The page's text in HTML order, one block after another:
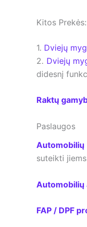
Kitos Prekės:
1. Dviejų
2. Dviejų
didesnį
Raktų
Paslaugos
suteikti
Automobilių
FAP / DPF